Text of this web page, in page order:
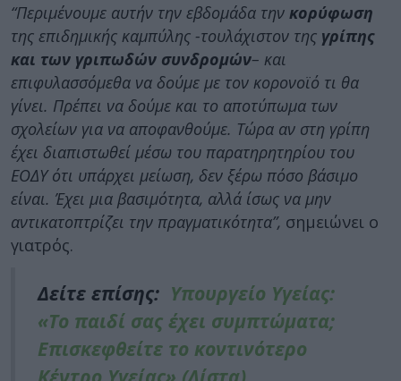
“Περιμένουμε αυτήν την εβδομάδα την κορύφωση
της επιδημικής καμπύλης -τουλάχιστον της γρίπης
και των γριπωδών συνδρομών– και
επιφυλασσόμεθα να δούμε με τον κορονοϊό τι θα
γίνει. Πρέπει να δούμε και το αποτύπωμα των
σχολείων για να αποφανθούμε. Τώρα αν στη γρίπη
έχει διαπιστωθεί μέσω του παρατηρητηρίου του
ΕΟΔΥ ότι υπάρχει μείωση, δεν ξέρω πόσο βάσιμο
είναι. Έχει μια βασιμότητα, αλλά ίσως να μην
αντικατοπτρίζει την πραγματικότητα”, σημειώνει ο
γιατρός.
Δείτε επίσης: Υπουργείο Υγείας:
«Το παιδί σας έχει συμπτώματα;
Επισκεφθείτε το κοντινότερο
Κέντρο Υγείας» (Λίστα)